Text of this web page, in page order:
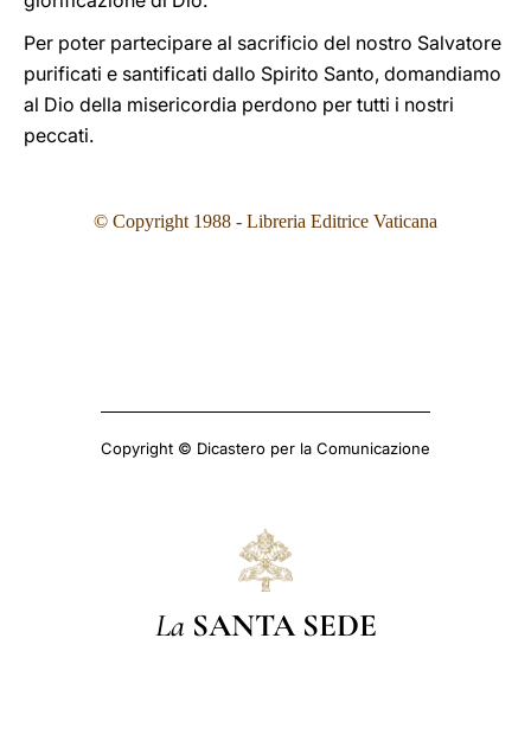
Per poter partecipare al sacrificio del nostro Salvatore
purificati e santificati dallo Spirito Santo, domandiamo
al Dio della misericordia perdono per tutti i nostri
peccati.
© Copyright 1988 - Libreria Editrice Vaticana
Copyright © Dicastero per la Comunicazione
La SANTA SEDE